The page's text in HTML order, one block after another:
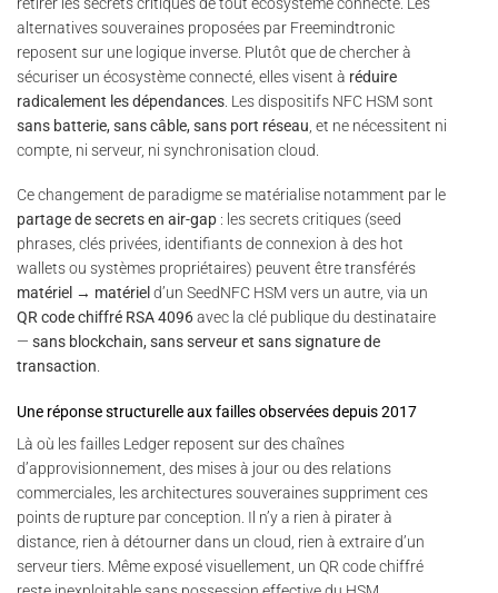
alternatives souveraines proposées par Freemindtronic
reposent sur une logique inverse. Plutôt que de chercher à
sécuriser un écosystème connecté, elles visent à réduire
radicalement les dépendances . Les dispositifs NFC HSM sont
sans batterie, sans câble, sans port réseau , et ne nécessitent ni
compte, ni serveur, ni synchronisation cloud.
Ce changement de paradigme se matérialise notamment par le
partage de secrets en air-gap : les secrets critiques (seed
phrases, clés privées, identifiants de connexion à des hot
wallets ou systèmes propriétaires) peuvent être transférés
matériel → matériel d’un SeedNFC HSM vers un autre, via un
QR code chiffré RSA 4096avec la clé publique du destinataire
— sans blockchain, sans serveur et sans signature de
transaction.
Une réponse structurelle aux failles observées depuis 2017
Là où les failles Ledger reposent sur des chaînes
d’approvisionnement, des mises à jour ou des relations
commerciales, les architectures souveraines suppriment ces
points de rupture par conception. Il n’y a rien à pirater à
distance, rien à détourner dans un cloud, rien à extraire d’un
serveur tiers. Même exposé visuellement, un QR code chiffré